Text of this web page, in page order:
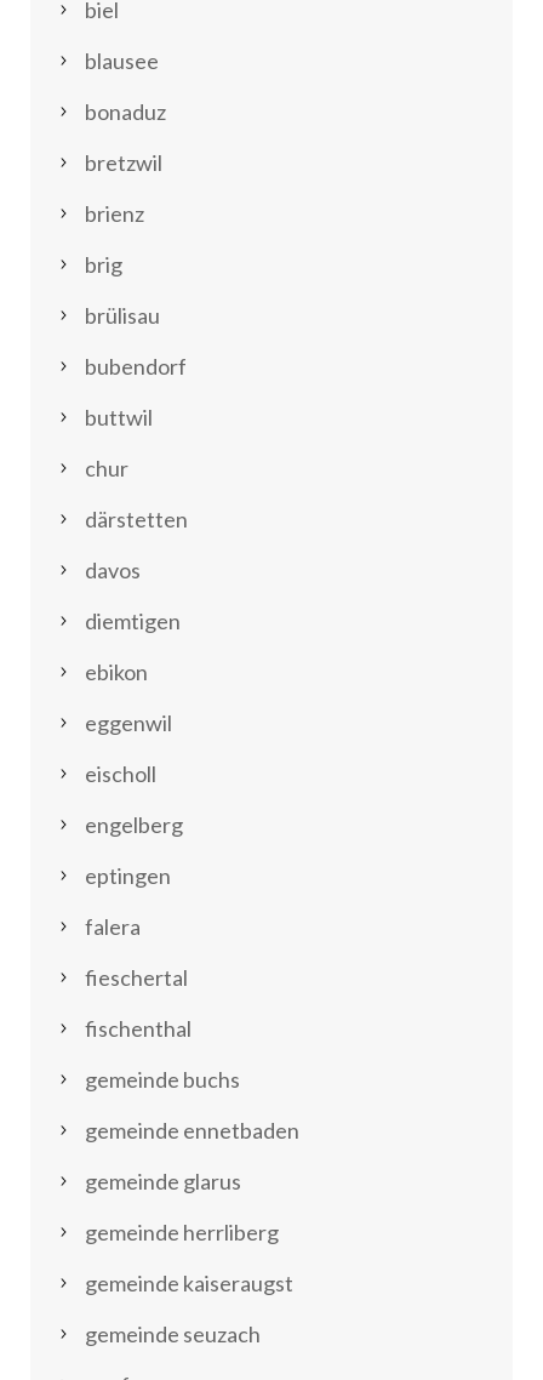
biel
blausee
bonaduz
bretzwil
brienz
brig
brülisau
bubendorf
buttwil
chur
därstetten
davos
diemtigen
ebikon
eggenwil
eischoll
engelberg
eptingen
falera
fieschertal
fischenthal
gemeinde buchs
gemeinde ennetbaden
gemeinde glarus
gemeinde herrliberg
gemeinde kaiseraugst
gemeinde seuzach